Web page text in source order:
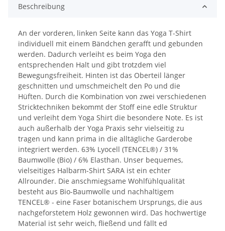
Beschreibung
An der vorderen, linken Seite kann das Yoga T-Shirt
individuell mit einem Bändchen gerafft und gebunden
werden. Dadurch verleiht es beim Yoga den
entsprechenden Halt und gibt trotzdem viel
Bewegungsfreiheit. Hinten ist das Oberteil länger
geschnitten und umschmeichelt den Po und die
Hüften. Durch die Kombination von zwei verschiedenen
Stricktechniken bekommt der Stoff eine edle Struktur
und verleiht dem Yoga Shirt die besondere Note. Es ist
auch außerhalb der Yoga Praxis sehr vielseitig zu
tragen und kann prima in die alltägliche Garderobe
integriert werden. 63% Lyocell (TENCEL®) / 31%
Baumwolle (Bio) / 6% Elasthan. Unser bequemes,
vielseitiges Halbarm-Shirt SARA ist ein echter
Allrounder. Die anschmiegsame Wohlfühlqualität
besteht aus Bio-Baumwolle und nachhaltigem
TENCEL® - eine Faser botanischem Ursprungs, die aus
nachgeforstetem Holz gewonnen wird. Das hochwertige
Material ist sehr weich, fließend und fällt ed